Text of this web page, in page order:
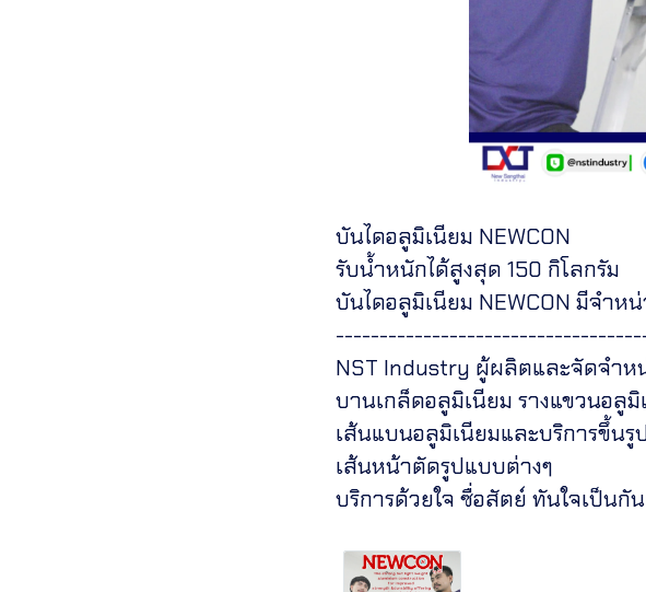
บันไดอลูมิเนียม NEWCON
รับน้ำหนักได้สูงสุด 150 กิโลกรัม
บันไดอลูมิเนียม NEWCON มีจำ
NST Industry ผู้ผลิตและจัดจำห
บานเกล็ดอลูมิเนียม รางแขวนอลูมิ
เส้นแบนอลูมิเนียมและบริการขึ้นรู
เส้นหน้าตัดรูปแบบต่างๆ
บริการด้วยใจ ซื่อสัตย์ ทันใจเป็นกัน